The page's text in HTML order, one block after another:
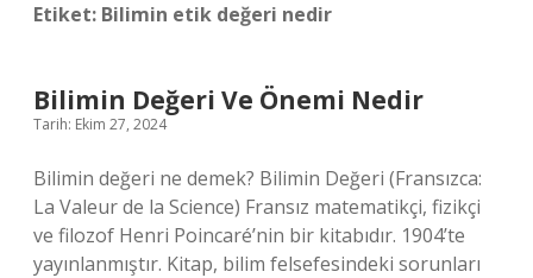
Etiket: Bilimin etik değeri nedir
Bilimin Değeri Ve Önemi Nedir
Tarih: Ekim 27, 2024
Bilimin değeri ne demek? Bilimin Değeri (Fransızca:
La Valeur de la Science) Fransız matematikçi, fizikçi
ve filozof Henri Poincaré’nin bir kitabıdır. 1904’te
yayınlanmıştır. Kitap, bilim felsefesindeki sorunları